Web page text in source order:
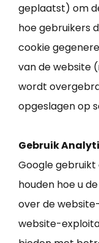
geplaatst) om
hoe gebruikers
cookie
van de website
wordt
opgeslagen op
Gebruik
Google
houden hoe u
over de
website-